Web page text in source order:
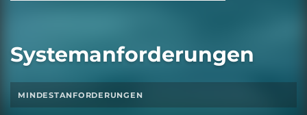
Systemanforderungen
MINDESTANFORDERUNGEN